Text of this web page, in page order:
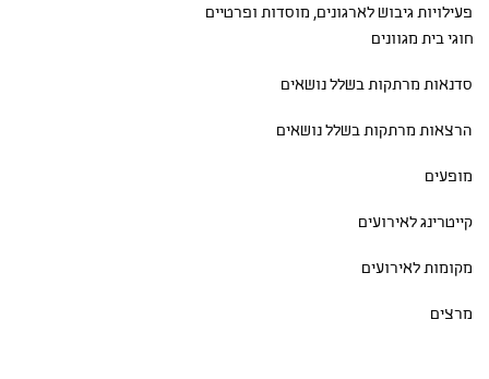
פעילויות גיבושלארגונים, מוסדות ופרטיים
חוגי בית מגוונים
סדנאות מרתקות בשלל נושאים
הרצאות מרתקות בשלל נושאים
מופעים
קייטרינג לאירועים
מקומות לאירועים
מרצים